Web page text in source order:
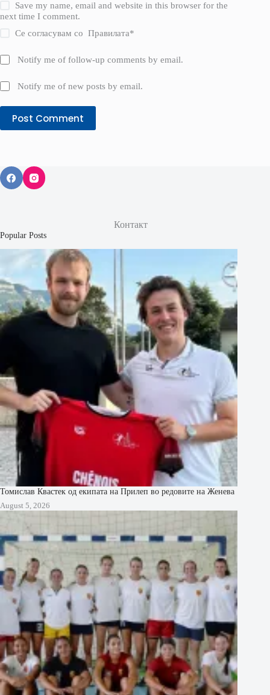
Save my name, email and website in this browser for the
next time I comment.
Се согласувам соПравилата*
Notify me of follow-up comments by email.
Notify me of new posts by email.
Post Comment
Контакт
Popular Posts
Томислав Квастек од екипата на Прилеп во редовите на Женева
August 5, 2026